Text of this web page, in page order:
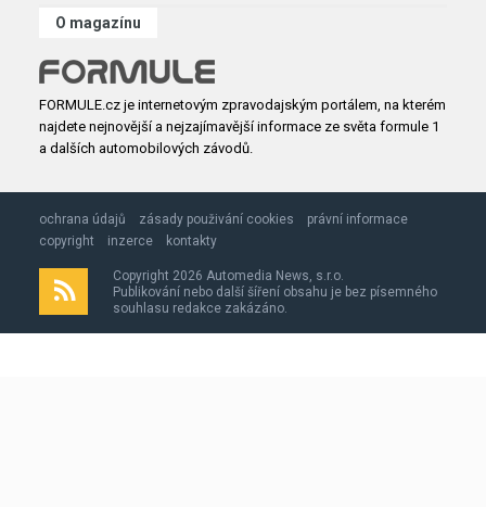
O magazínu
FORMULE.cz je internetovým zpravodajským portálem, na kterém
najdete nejnovější a nejzajímavější informace ze světa formule 1
a dalších automobilových závodů.
ochrana údajů zásady použivání cookies
právní informace
copyright
inzerce kontakty
Copyright 2026 Automedia News, s.r.o.
Publikování nebo další šíření obsahu je bez písemného
souhlasu redakce zakázáno.